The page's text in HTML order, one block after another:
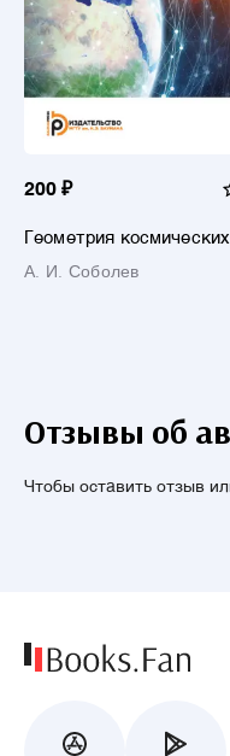
200 ₽
Геометрия
А. И. Соболев
Отзывы об
Чтобы оставить отзыв